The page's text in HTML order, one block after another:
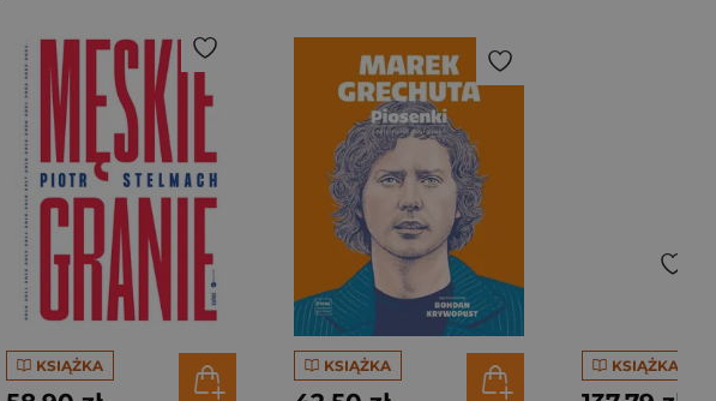
KSIĄŻKA KSIĄŻKA KSIĄŻKA